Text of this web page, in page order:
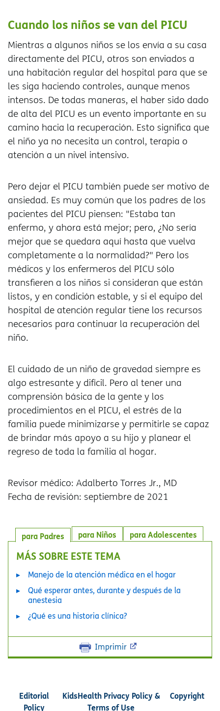
Cuando los niños se van del PICU
Mientras a algunos niños se los envía a su casa
directamente del PICU, otros son enviados a
una habitación regular del hospital para que se
les siga haciendo controles, aunque menos
intensos. De todas maneras, el haber sido dado
de alta del PICU es un evento importante en su
camino hacia la recuperación. Esto significa que
el niño ya no necesita un control, terapia o
atención a un nivel intensivo.
Pero dejar el PICU también puede ser motivo de
ansiedad. Es muy común que los padres de los
pacientes del PICU piensen: "Estaba tan
enfermo, y ahora está mejor; pero, ¿No sería
mejor que se quedara aquí hasta que vuelva
completamente a la normalidad?" Pero los
médicos y los enfermeros del PICU sólo
transfieren a los niños si consideran que están
listos, y en condición estable, y si el equipo del
hospital de atención regular tiene los recursos
necesarios para continuar la recuperación del
niño.
El cuidado de un niño de gravedad siempre es
algo estresante y difícil. Pero al tener una
comprensión básica de la gente y los
procedimientos en el PICU, el estrés de la
familia puede minimizarse y permitirle se capaz
de brindar más apoyo a su hijo y planear el
regreso de toda la familia al hogar.
Revisor médico: Adalberto Torres Jr., MD
Fecha de revisión: septiembre de 2021
para Adolescentes
para Niños
para Padres
MÁS SOBRE ESTE TEMA
Manejo de la atención médica en el hogar
Qué esperar antes, durante y después de la
anestesia
¿Qué es una historia clínica?
Imprimir
Editorial
Policy
KidsHealth Privacy Policy &
Terms of Use
Copyright